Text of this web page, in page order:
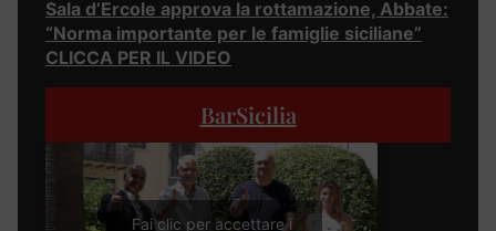
Sala d’Ercole approva la rottamazione, Abbate:
“Norma importante per le famiglie siciliane”
CLICCA PER IL VIDEO
BarSicilia
Fai clic per accettare i